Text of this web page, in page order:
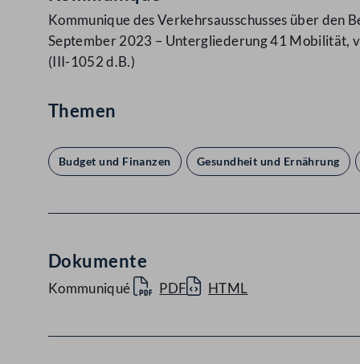
Kommunique des Verkehrsausschusses über
September 2023 – Untergliederung 41 Mobilität,
(III-1052 d.B.)
Themen
Budget und Finanzen Gesundheit und Ernährung
Dokumente
Kommuniqué PDF HTML